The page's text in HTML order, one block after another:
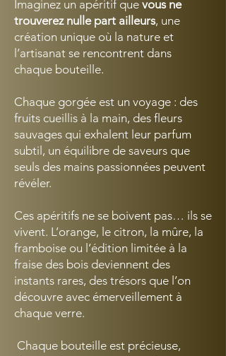
Imaginez un apéritif que vous ne
trouverez nulle part ailleurs, une
création unique où la nature et
l’artisanat se rencontrent dans
chaque bouteille.
Chaque gorgée est un voyage : des
fruits cueillis à la main, des fleurs
sauvages qui exhalent leur parfum
subtil, un équilibre de saveurs que
seuls des mains passionnées peuvent
révéler.
Ces apéritifs ne se boivent pas… ils se
vivent. L’orange, le citron, la mûre, la
framboise ou l’édition limitée à la
fraise des bois deviennent des
instants rares, des trésors que l’on
découvre avec émerveillement à
chaque verre.
Chaque bouteille est précieuse,